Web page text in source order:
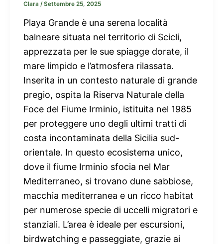
Clara /Settembre 25, 2025
Playa Grande è una serena località
balneare situata nel territorio di Scicli,
apprezzata per le sue spiagge dorate, il
mare limpido e l’atmosfera rilassata.
Inserita in un contesto naturale di grande
pregio, ospita la Riserva Naturale della
Foce del Fiume Irminio, istituita nel 1985
per proteggere uno degli ultimi tratti di
costa incontaminata della Sicilia sud-
orientale. In questo ecosistema unico,
dove il fiume Irminio sfocia nel Mar
Mediterraneo, si trovano dune sabbiose,
macchia mediterranea e un ricco habitat
per numerose specie di uccelli migratori e
stanziali. L’area è ideale per escursioni,
birdwatching e passeggiate, grazie ai